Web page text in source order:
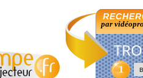
par
1